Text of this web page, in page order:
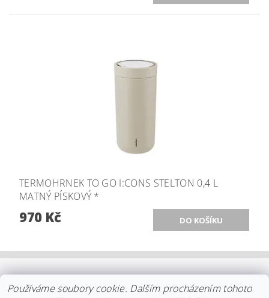
TERMOHRNEK TO GO I:CONS STELTON 0,4 L
MATNÝ PÍSKOVÝ *
970 Kč
| KOLEKCE STELTON | DISTRIBUCE IITTALA |
Používáme soubory cookie. Dalším procházením tohoto